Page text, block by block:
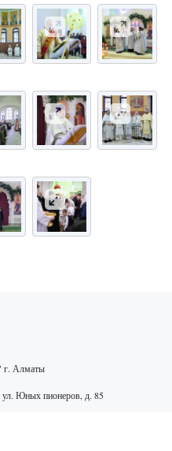
г. Алматы
ул. Юных пионеров, д. 85